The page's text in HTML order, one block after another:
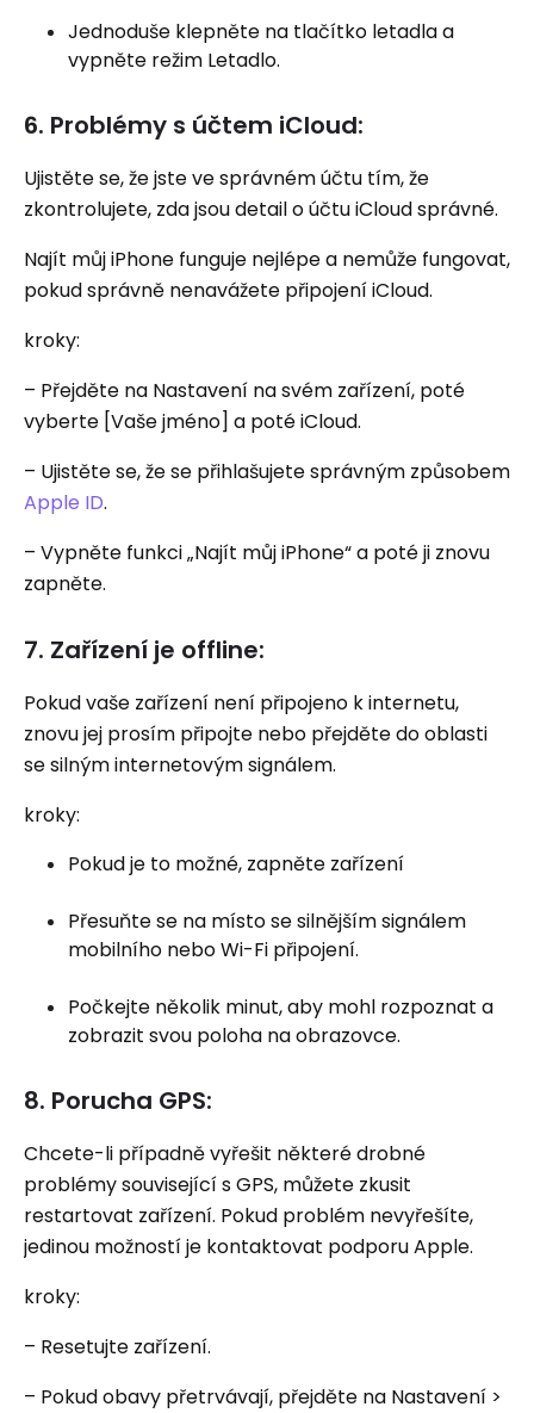
Jednoduše klepněte na tlačítko letadla a
vypněte režim Letadlo.
6. Problémy s účtem iCloud:
Ujistěte se, že jste ve správném účtu tím, že
zkontrolujete, zda jsou detail o účtu iCloud správné.
Najít můj iPhone funguje nejlépe a nemůže fungovat,
pokud správně nenavážete připojení iCloud.
kroky:
– Přejděte na Nastavení na svém zařízení, poté
vyberte [Vaše jméno] a poté iCloud.
– Ujistěte se, že se přihlašujete správným způsobem
Apple ID.
– Vypněte funkci „Najít můj iPhone“ a poté ji znovu
zapněte.
7. Zařízení je offline:
Pokud vaše zařízení není připojeno k internetu,
znovu jej prosím připojte nebo přejděte do oblasti
se silným internetovým signálem.
kroky:
Pokud je to možné, zapněte zařízení
Přesuňte se na místo se silnějším signálem
mobilního nebo Wi-Fi připojení.
Počkejte několik minut, aby mohl rozpoznat a
zobrazit svou poloha na obrazovce.
8. Porucha GPS:
Chcete-li případně vyřešit některé drobné
problémy související s GPS, můžete zkusit
restartovat zařízení. Pokud problém nevyřešíte,
jedinou možností je kontaktovat podporu Apple.
kroky:
– Resetujte zařízení.
– Pokud obavy přetrvávají, přejděte na Nastavení >